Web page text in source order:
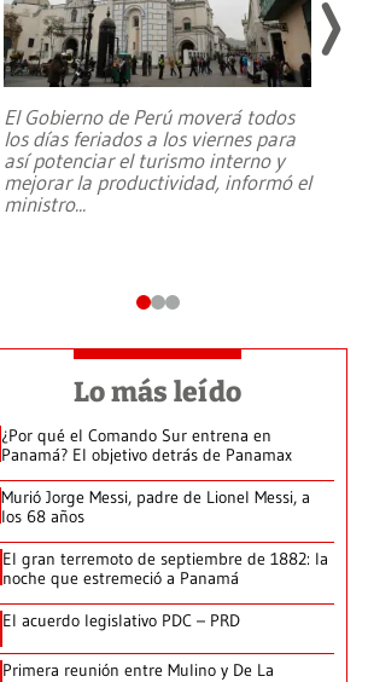
El Gobierno de Perú moverá todos
los días feriados a los viernes para
así potenciar el turismo interno y
mejorar la productividad, informó el
ministro...
Lo más leído
¿Por qué el Comando Sur entrena en
Panamá? El objetivo detrás de Panamax
Murió Jorge Messi, padre de Lionel Messi, a
los 68 años
El gran terremoto de septiembre de 1882: la
noche que estremeció a Panamá
El acuerdo legislativo PDC – PRD
Primera reunión entre Mulino y De La